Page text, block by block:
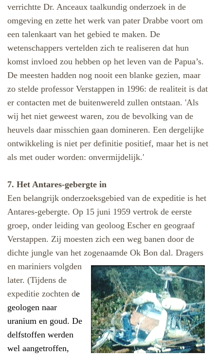
verrichtte Dr. Anceaux taalkundig onderzoek in de
omgeving en zette het werk van pater Drabbe voort om
een talenkaart van het gebied te maken. De
wetenschappers vertelden zich te realiseren dat hun
komst invloed zou hebben op het leven van de Papua’s.
De meesten hadden nog nooit een blanke gezien, maar
zo stelde professor Verstappen in 1996: de realiteit is dat
er contacten met de buitenwereld zullen ontstaan. 'Als
wij het niet geweest waren, zou de bevolking van de
heuvels daar misschien gaan domineren. Een dergelijke
ontwikkeling is niet per definitie positief, maar het is net
als met ouder worden: onvermijdelijk.'
7. Het Antares-gebergte in
Een belangrijk onderzoeksgebied van de expeditie is het
Antares-gebergte. Op 15 juni 1959 vertrok de eerste
groep, onder leiding van geoloog Escher en geograaf
Verstappen. Zij moesten zich een weg banen door de
dichte jungle van het zogenaamde Ok Bon dal. Dragers
en mariniers volgden
later. (Tijdens de
expeditie zochten de
geologen naar
uranium en goud. De
delfstoffen werden
wel aangetroffen,